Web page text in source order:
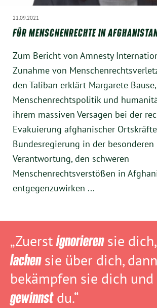
21.09.2021
FÜR MENSCHENRECHTE IN
Zum Bericht von Amnesty
Zunahme von
den Taliban erklärt Margarete
Menschenrechtspolitik und
ihrem massiven Versagen bei der
Evakuierung afghanischer
Bundesregierung in der besonderen
Verantwortung, den schweren
Menschenrechtsverstößen in
entgegenzuwirken ...
„Zuerstignorierensie
lachensie über dich, dann
bekämpfen sie dich und
gewinnstdu.“